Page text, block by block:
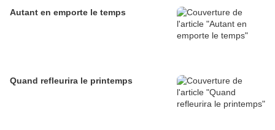
Autant en emporte le temps
Quand refleurira le printemps